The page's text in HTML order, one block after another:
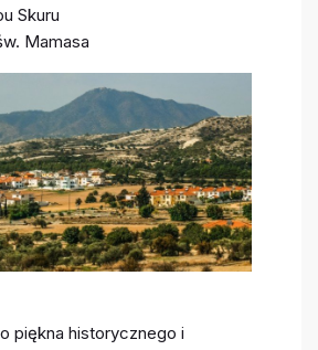
Skuru
Mamasa
piękna historycznego i